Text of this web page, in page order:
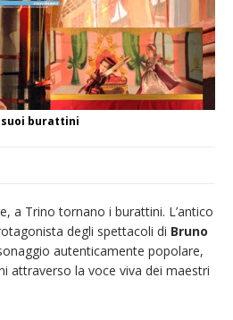
dei vigili del fuoco per un
sterpaglie a Caresanablot
fa l’ingresso a Vercelli
mons. Marco Arnolfo
suoi burattini
a Trino tornano i burattini. L’antico
degli spettacoli di Bruno
autenticamente popolare,
attraverso la voce viva dei maestri